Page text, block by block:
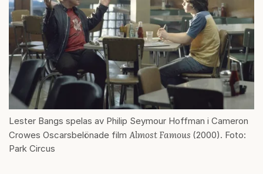
Lester Bangs spelas av Philip Seymour Hoffman i Cameron
Crowes Oscarsbelönade film Almost Famous (2000). Foto:
Park Circus